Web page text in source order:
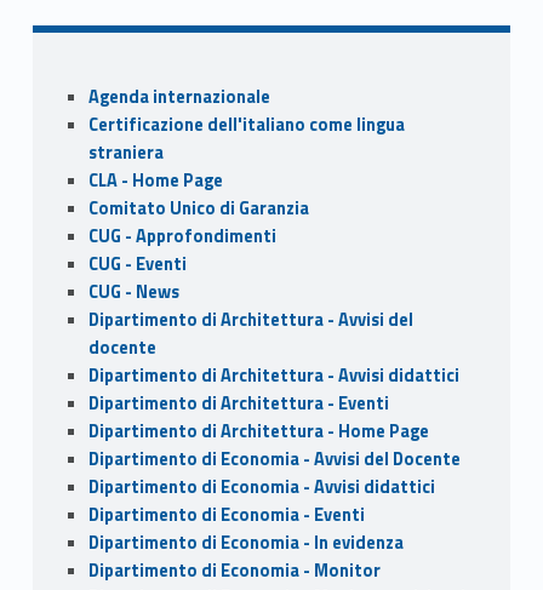
b
o
o
k
d
o
n
l e
Sidebar
Agenda internazionale
Certificazione dell'italiano come lingua
straniera
CLA - Home Page
Comitato Unico di Garanzia
CUG - Approfondimenti
CUG - Eventi
CUG - News
Dipartimento di Architettura - Avvisi del
docente
Dipartimento di Architettura - Avvisi didattici
Dipartimento di Architettura - Eventi
Dipartimento di Architettura - Home Page
Dipartimento di Economia - Avvisi del Docente
Dipartimento di Economia - Avvisi didattici
Dipartimento di Economia - Eventi
Dipartimento di Economia - In evidenza
Dipartimento di Economia - Monitor